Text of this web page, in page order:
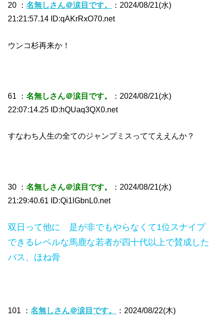
20 ：名無しさん＠涙目です。
：2024/08/21(水)
21:21:57.14 ID:qAKrRxO70.net
ウンコ杉再来か！
61 ：名無しさん＠涙目です。
：2024/08/21(水)
22:07:14.25 ID:hQUaq3QX0.net
すなわち人生の全てのジャンプミスっててええんか？
30 ：名無しさん＠涙目です。
：2024/08/21(水)
21:29:40.61 ID:Qi1lGbnL0.net
双日って他に 是が非でもやらなくて1位スナイプ
できるレベルな馬鹿な若者が四十代以上で賛成した
バス、ほね骨
101 ：名無しさん＠涙目です。
：2024/08/22(木)